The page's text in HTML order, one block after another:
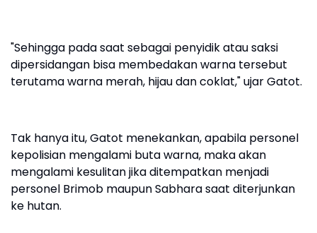
"Sehingga pada saat sebagai penyidik atau saksi
dipersidangan bisa membedakan warna tersebut
terutama warna merah, hijau dan coklat," ujar Gatot.
Tak hanya itu, Gatot menekankan, apabila personel
kepolisian mengalami buta warna, maka akan
mengalami kesulitan jika ditempatkan menjadi
personel Brimob maupun Sabhara saat diterjunkan
ke hutan.